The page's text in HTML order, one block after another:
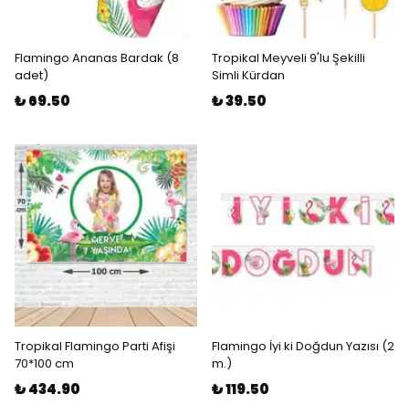
Flamingo Ananas Bardak (8
adet)
₺ 69.50
Tropikal Meyveli 9'lu Şekilli
Simli Kürdan
₺ 39.50
Tropikal Flamingo Parti Afişi
70*100 cm
₺ 434.90
Flamingo İyi ki Doğdun Yazısı (2
m.)
₺ 119.50